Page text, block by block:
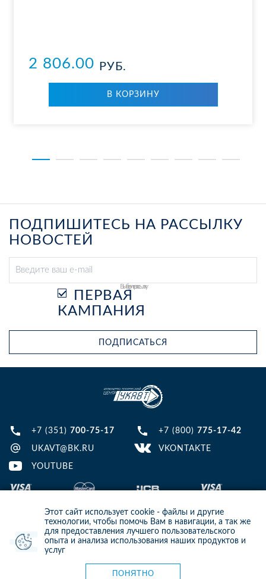
Этот сайт использует cookie - файлы и другие
технологии, чтобы помочь Вам в навигации, а так же
для предоставления лучшего пользовательского
опыта и анализа использования наших продуктов и
услуг
ПОНЯТНО
2 806.00 РУБ.
В КОР­ЗИ­НУ
ПОДПИШИТЕСЬ НА РАССЫЛКУ
НОВОСТЕЙ
Выберите рассылку
ПЕРВАЯ
КАМПАНИЯ
ПОДПИСАТЬСЯ
+7 (351) 700-75-17 +7 (800) 775-17-42
UKAVT@BK.RU VKONTAKTE
YOUTUBE
© 2013-2024 ООО ИТЦ УКАВТ. ИНН: 7448122124, ОГРН: 1097448007216
ИНФОРМАЦИЯ НА САЙТЕ НЕ ЯВЛЯЕТСЯ ПУБЛИЧНОЙ ОФЕРТОЙ. ДЛЯ